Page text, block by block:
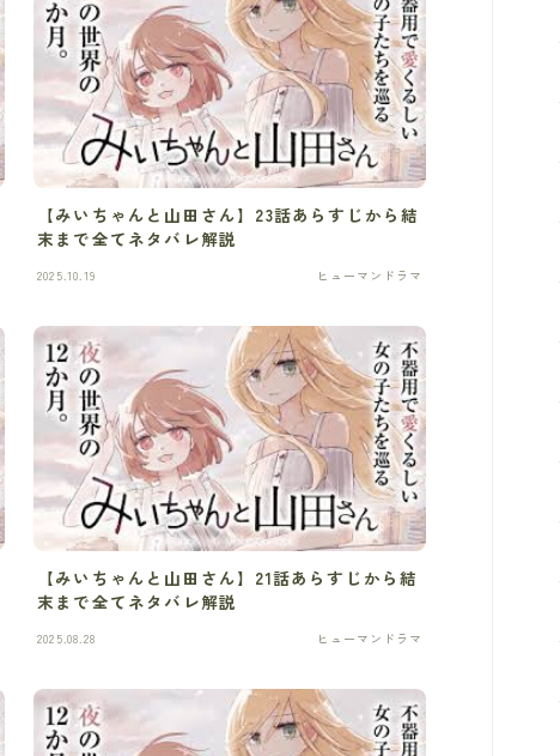
【みいちゃんと山田さん】23話あらすじから結
末まで全てネタバレ解説
2025.10.19 ヒューマンドラマ
【みいちゃんと山田さん】21話あらすじから結
末まで全てネタバレ解説
2025.08.28 ヒューマンドラマ